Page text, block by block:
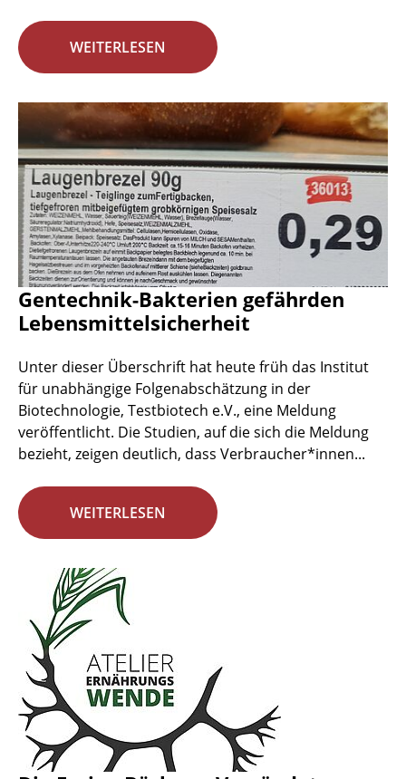
WEITERLESEN
Gentechnik-Bakterien gefährden
Lebensmittelsicherheit
Unter dieser Überschrift hat heute früh das Institut
für unabhängige Folgenabschätzung in der
Biotechnologie, Testbiotech e.V., eine Meldung
veröffentlicht. Die Studien, auf die sich die Meldung
bezieht, zeigen deutlich, dass Verbraucher*innen...
WEITERLESEN